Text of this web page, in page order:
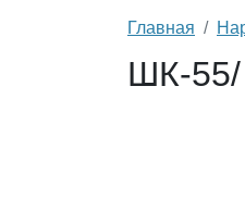
Главная
ШК-55/